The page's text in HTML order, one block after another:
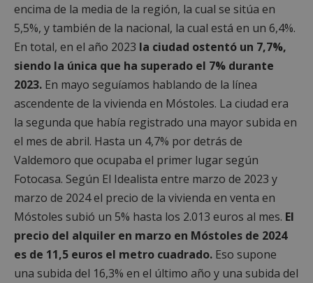
encima de la media de la región, la cual se sitúa en
5,5%, y también de la nacional, la cual está en un 6,4%.
En total, en el año 2023 la ciudad ostentó un 7,7%,
siendo la única que ha superado el 7% durante
2023. En mayo seguíamos hablando de la línea
ascendente de la vivienda en Móstoles. La ciudad era
la segunda que había registrado una mayor subida en
el mes de abril. Hasta un 4,7% por detrás de
Valdemoro que ocupaba el primer lugar según
Fotocasa. Según El Idealista entre marzo de 2023 y
marzo de 2024 el precio de la vivienda en venta en
Móstoles subió un 5% hasta los 2.013 euros al mes. El
precio del alquiler en marzo en Móstoles de 2024
es de 11,5 euros el metro cuadrado. Eso supone
una subida del 16,3% en el último año y una subida del